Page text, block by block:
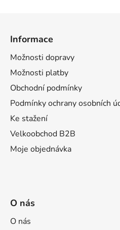
Informace
Možnosti dopravy
Možnosti platby
Obchodní podmínky
Podmínky ochrany osobních
Ke stažení
Velkoobchod B2B
Moje objednávka
O nás
O nás